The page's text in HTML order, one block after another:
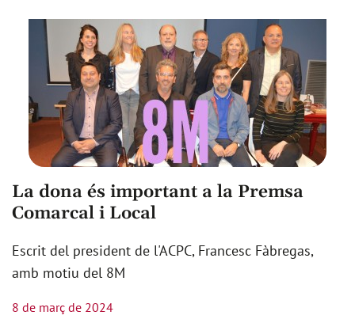
La dona és important a la Premsa
Comarcal i Local
Escrit del president de l'ACPC, Francesc Fàbregas,
amb motiu del 8M
8 de març de 2024